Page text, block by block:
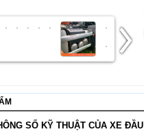
SỐ KỸ THUẬT CỦA XE